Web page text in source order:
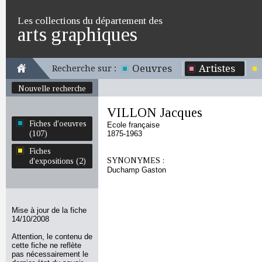
Les collections du département des
arts graphiques
Recherche sur : Oeuvres Artistes
Nouvelle recherche
Fiches d'oeuvres
(107)
Fiches
d'expositions (2)
Mise à jour de la fiche
14/10/2008
Attention, le contenu de
cette fiche ne reflète
pas nécessairement le
VILLON Jacques
Ecole française
1875-1963
SYNONYMES :
Duchamp Gaston